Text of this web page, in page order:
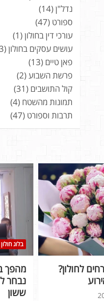
נדל"ן(14)
ספורט (47)
עורכי דין בחולון(1)
עושים עסקים בחולון(3)
פאן טיים (13)
פרשת השבוע (2)
קול התושבים (31)
תמונות מהשטח (4)
תרבות וספורט (47)
בלוג חולון
נבחר
ששון
לחולון?